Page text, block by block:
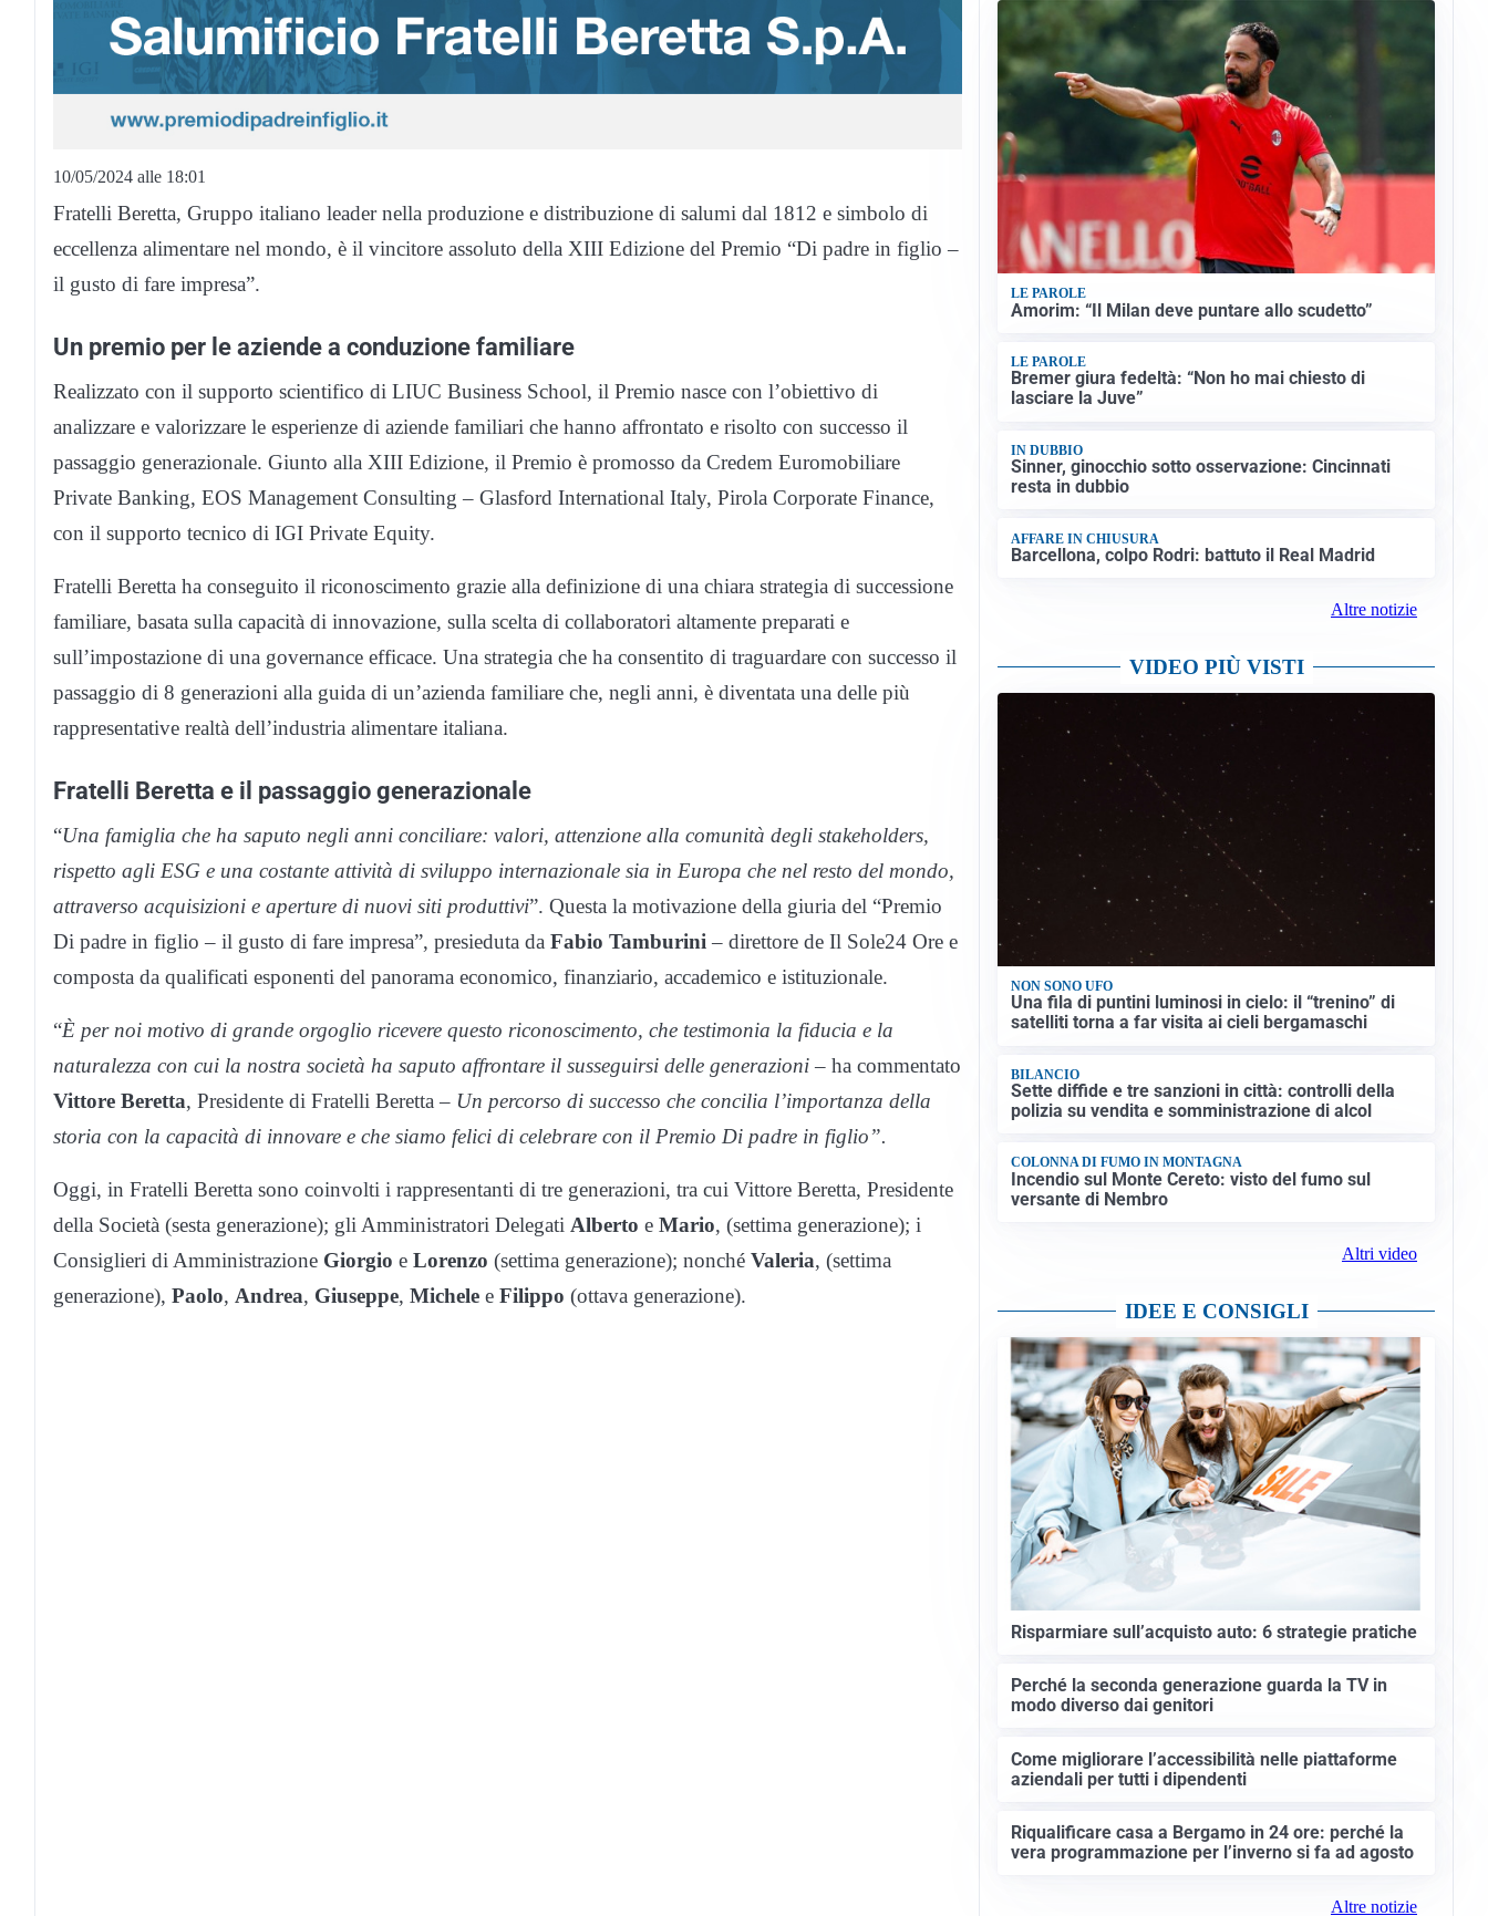
10/05/2024 alle 18:01
Fratelli Beretta, Gruppo italiano leader nella produzione e distribuzione di salumi dal 1812 e simbolo di
eccellenza alimentare nel mondo, è il vincitore assoluto della XIII Edizione del Premio “Di padre in figlio –
il gusto di fare impresa”.
Un premio per le aziende a conduzione familiare
Realizzato con il supporto scientifico di LIUC Business School, il Premio nasce con l’obiettivo di
analizzare e valorizzare le esperienze di aziende familiari che hanno affrontato e risolto con successo il
passaggio generazionale. Giunto alla XIII Edizione, il Premio è promosso da Credem Euromobiliare
Private Banking, EOS Management Consulting – Glasford International Italy, Pirola Corporate Finance,
con il supporto tecnico di IGI Private Equity.
Fratelli Beretta ha conseguito il riconoscimento grazie alla definizione di una chiara strategia di successione
familiare, basata sulla capacità di innovazione, sulla scelta di collaboratori altamente preparati e
sull’impostazione di una governance efficace. Una strategia che ha consentito di traguardare con successo il
passaggio di 8 generazioni alla guida di un’azienda familiare che, negli anni, è diventata una delle più
rappresentative realtà dell’industria alimentare italiana.
Fratelli Beretta e il passaggio generazionale
“Una famiglia che ha saputo negli anni conciliare: valori, attenzione alla comunità degli stakeholders,
rispetto agli ESG e una costante attività di sviluppo internazionale sia in Europa che nel resto del mondo,
attraverso acquisizioni e aperture di nuovi siti produttivi”. Questa la motivazione della giuria del “Premio
Di padre in figlio – il gusto di fare impresa”, presieduta da Fabio Tamburini– direttore de Il Sole24 Ore e
composta da qualificati esponenti del panorama economico, finanziario, accademico e istituzionale.
“È per noi motivo di grande orgoglio ricevere questo riconoscimento, che testimonia la fiducia e la
naturalezza con cui la nostra società ha saputo affrontare il susseguirsi delle generazioni– ha commentato
Vittore Beretta, Presidente di Fratelli Beretta – Un percorso di successo che concilia l’importanza della
storia con la capacità di innovare e che siamo felici di celebrare con il Premio Di padre in figlio”.
Oggi, in Fratelli Beretta sono coinvolti i rappresentanti di tre generazioni, tra cui Vittore Beretta, Presidente
della Società (sesta generazione); gli Amministratori Delegati Alberto e Mario, (settima generazione); i
Consiglieri di Amministrazione Giorgio e Lorenzo (settima generazione); nonché Valeria, (settima
generazione), Paolo, Andrea, Giuseppe, Michele e Filippo (ottava generazione).
LE PAROLE
Amorim: “Il Milan deve puntare allo scudetto”
LE PAROLE
Bremer giura fedeltà: “Non ho mai chiesto di
lasciare la Juve”
IN DUBBIO
Sinner, ginocchio sotto osservazione: Cincinnati
resta in dubbio
AFFARE IN CHIUSURA
Barcellona, colpo Rodri: battuto il Real Madrid
Altre notizie
VIDEO PIÙ VISTI
NON SONO UFO
Una fila di puntini luminosi in cielo: il “trenino” di
satelliti torna a far visita ai cieli bergamaschi
BILANCIO
Sette diffide e tre sanzioni in città: controlli della
polizia su vendita e somministrazione di alcol
COLONNA DI FUMO IN MONTAGNA
Incendio sul Monte Cereto: visto del fumo sul
versante di Nembro
Altri video
IDEE E CONSIGLI
Risparmiare sull’acquisto auto: 6 strategie pratiche
Perché la seconda generazione guarda la TV in
modo diverso dai genitori
Come migliorare l’accessibilità nelle piattaforme
aziendali per tutti i dipendenti
Riqualificare casa a Bergamo in 24 ore: perché la
vera programmazione per l’inverno si fa ad agosto
Altre notizie